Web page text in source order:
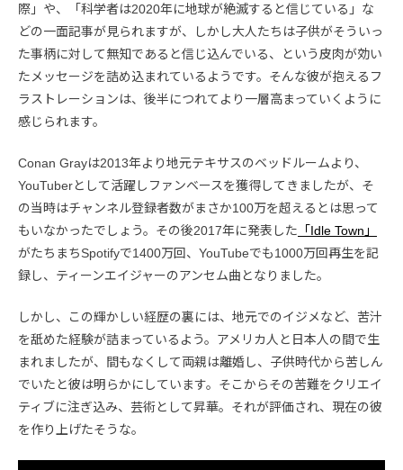
際」や、「科学者は2020年に地球が絶滅すると信じている」な
どの一面記事が見られますが、しかし大人たちは子供がそういっ
た事柄に対して無知であると信じ込んでいる、という皮肉が効い
たメッセージを詰め込まれているようです。そんな彼が抱えるフ
ラストレーションは、後半につれてより一層高まっていくように
感じられます。
Conan Grayは2013年より地元テキサスのベッドルームより、
YouTuberとして活躍しファンベースを獲得してきましたが、そ
の当時はチャンネル登録者数がまさか100万を超えるとは思って
もいなかったでしょう。その後2017年に発表した 「Idle Town」
がたちまちSpotifyで1400万回、YouTubeでも1000万回再生を記
録し、ティーンエイジャーのアンセム曲となりました。
しかし、この輝かしい経歴の裏には、地元でのイジメなど、苦汁
を舐めた経験が詰まっているよう。アメリカ人と日本人の間で生
まれましたが、間もなくして両親は離婚し、子供時代から苦しん
でいたと彼は明らかにしています。そこからその苦難をクリエイ
ティブに注ぎ込み、芸術として昇華。それが評価され、現在の彼
を作り上げたそうな。